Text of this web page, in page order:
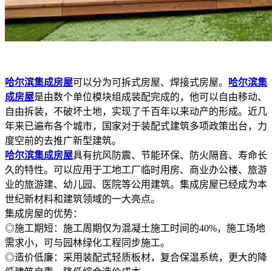
哈尔滨集成房屋可以分为可拆式房屋、焊接式房屋。 哈尔滨集
成房屋是由数个单位模块组成装配完成的，他可以自由移动、
自由拆装，不破坏土地，实现了千百年以来动产的形成。近几
年来已遍布各个城市，国家对于装配式建筑多项政策出台，力
度空前的去推广新型建筑。
哈尔滨集成房屋具有抗风防震、节能环保、防火隔音、寿命长
久的特性。可以应用于工地工厂临时用房、商业办公楼、旅游
业的旅游建、幼儿园、医院等公用建筑。集成房屋已经成为本
世纪新材料和建筑领域的一大亮点。
集成房屋的优势：
◎施工期短：施工周期仅为混凝土施工时间的40%，施工场地
需求小，可与园林绿化工程同步施工。
◎造价低廉：采用装配式轻质板材，复合保温系统，更大的降